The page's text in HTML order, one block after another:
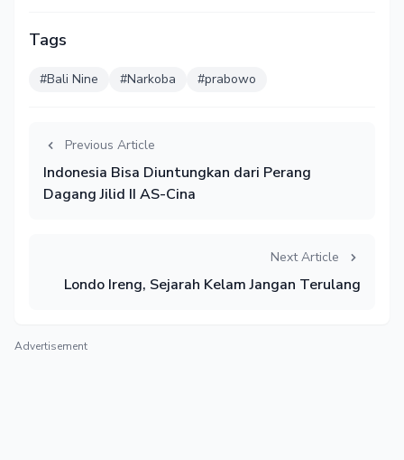
Tags
#Bali Nine #Narkoba #prabowo
Previous Article
Indonesia Bisa Diuntungkan dari Perang
Dagang Jilid II AS-Cina
Next Article
Londo Ireng, Sejarah Kelam Jangan Terulang
Advertisement